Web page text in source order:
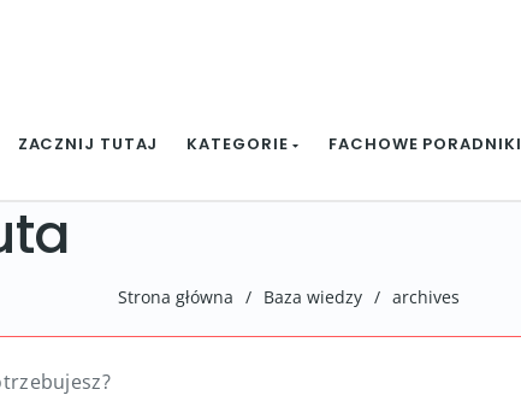
ZACZNIJ TUTAJ KATEGORIE FACHOWE PORADNIKI
Strona główna / Baza wiedzy / archives